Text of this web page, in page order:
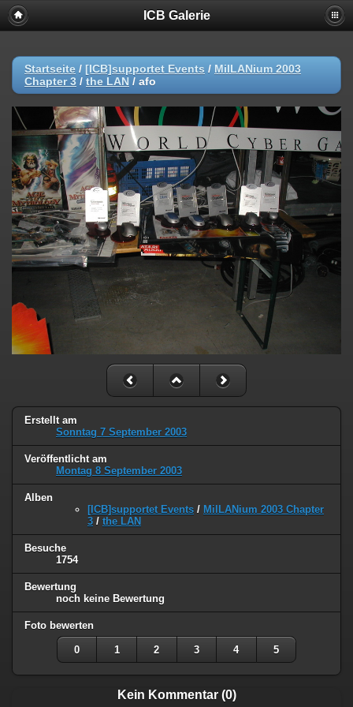
ICB Galerie
Startseite / [ICB]supportet Events / MilLANium 2003
Chapter 3 / the LAN / afo
Erstellt am
Sonntag 7 September 2003
Veröffentlicht am
Montag 8 September 2003
Alben
[ICB]supportet Events / MilLANium 2003 Chapter
3 / the LAN
Besuche
1754
Bewertung
noch keine Bewertung
Foto bewerten
0 1 2 3 4 5
Kein Kommentar (0)